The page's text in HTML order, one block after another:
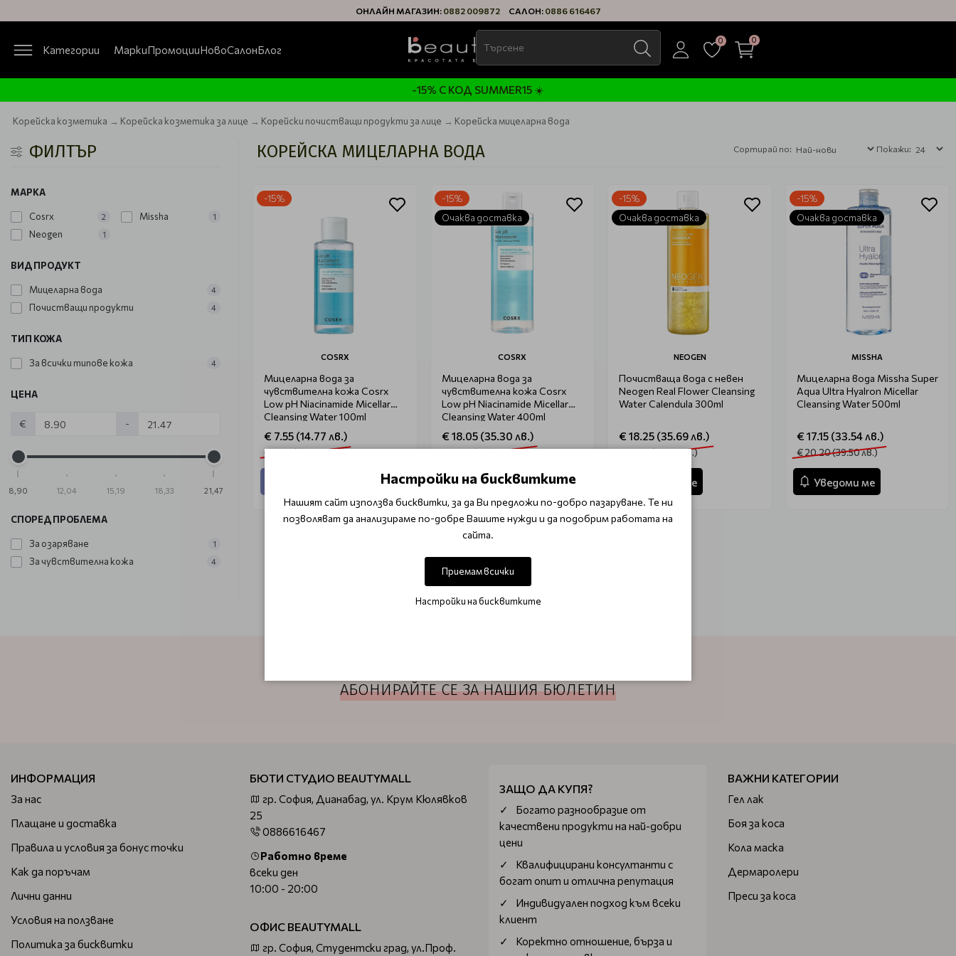
ОНЛАЙН МАГАЗИН: 0882 009872 САЛОН: 0886 616467
Категории МаркиПромоцииНовоСалонБлог
0 0
-15% С КОД SUMMER15 ☀️
Корейска козметика Корейска козметика за лице Корейски почистващи продукти за лице Корейска мицеларна вода
ФИЛТЪР
МАРКА
Cosrx 2 Missha 1
Neogen 1
ВИД ПРОДУКТ
Мицеларна вода 4
Почистващи продукти 4
ТИП КОЖА
За всички типове кожа 4
ЦЕНА
€ -
8,90 12,04 15,19 18,33 21,47
СПОРЕД ПРОБЛЕМА
За озаряване 1
За чувствителна кожа 4
КОРЕЙСКА МИЦЕЛАРНА ВОДА Сортирай по: Покажи:
-15%
COSRX
Мицеларна вода за
чувствителна кожа Cosrx
Low pH Niacinamide Micellar
Cleansing Water 100ml
€ 7.55 (14.77 лв.)
€ 8.90 (17.41 лв.)
Добави в количката
-15%
Очаква доставка
COSRX
Мицеларна вода за
чувствителна кожа Cosrx
Low pH Niacinamide Micellar
Cleansing Water 400ml
€ 18.05 (35.30 лв.)
€ 21.22 (41.50 лв.)
Уведоми ме
-15%
Очаква доставка
NEOGEN
Почистваща вода с невен
Neogen Real Flower Cleansing
Water Calendula 300ml
€ 18.25 (35.69 лв.)
€ 21.47 (42.00 лв.)
Уведоми ме
-15%
Очаква доставка
MISSHA
Мицеларна вода Missha Super
Aqua Ultra Hyalron Micellar
Cleansing Water 500ml
€ 17.15 (33.54 лв.)
€ 20.20 (39.50 лв.)
Уведоми ме
АБОНИРАЙТЕ СЕ ЗА НАШИЯ БЮЛЕТИН
ИНФОРМАЦИЯ
За нас
Плащане и доставка
Правила и условия за бонус точки
Как да поръчам
Лични данни
Условия на ползване
Политика за бисквитки
БЮТИ СТУДИО BEAUTYMALL
гр. София, Дианабад, ул. Крум Кюлявков
25
0886616467
Работно време
всеки ден
10:00 - 20:00
ОФИС BEAUTYMALL
гр. София, Студентски град, ул.Проф.
ЗАЩО ДА КУПЯ?
Богатo разнообразие от
качествени продукти на най-добри
цени
Квалифицирани консултанти с
богат опит и отлична репутация
Индивидуален подход към всеки
клиент
Коректно отношение, бърза и
ВАЖНИ КАТЕГОРИИ
Гел лак
Боя за коса
Кола маска
Дермаролери
Преси за коса
Настройки на бисквитките
Нашият сайт използва бисквитки, за да Ви предложи по-добро пазаруване. Те ни
позволяват да анализираме по-добре Вашите нужди и да подобрим работата на
сайта.
Приемам всички
Настройки на бисквитките